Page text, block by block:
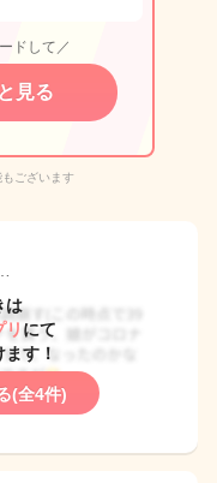
ドして／
見る
ございます
は
にて
す！
(全4件)